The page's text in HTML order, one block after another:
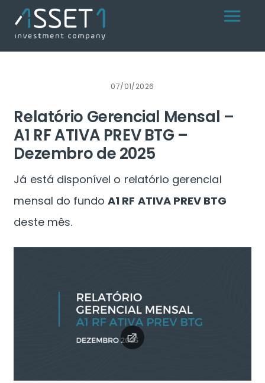
content
Menu
07/01/2026
Relatório Gerencial Mensal –
A1 RF ATIVA PREV BTG –
Dezembro de 2025
Já está disponível o relatório gerencial
mensal do fundoA1 RF ATIVA PREV BTG
deste mês.